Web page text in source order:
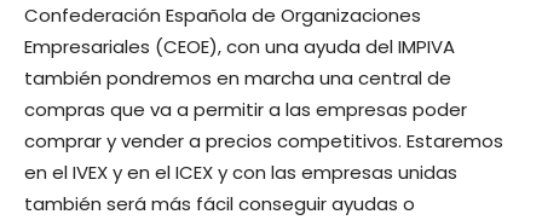
Confederación Española de Organizaciones
Empresariales (CEOE), con una ayuda del IMPIVA
también pondremos en marcha una central de
compras que va a permitir a las empresas poder
comprar y vender a precios competitivos. Estaremos
en el IVEX y en el ICEX y con las empresas unidas
también será más fácil conseguir ayudas o